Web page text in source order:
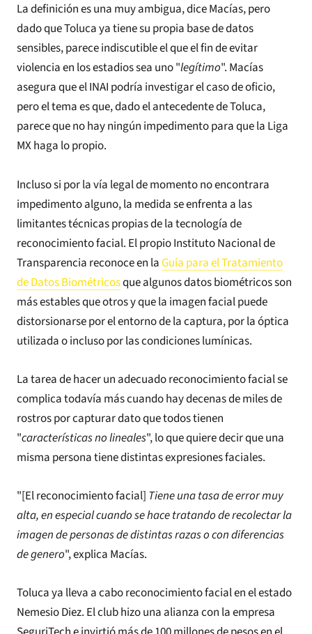
La definición es una muy ambigua, dice Macías, pero
dado que Toluca ya tiene su propia base de datos
sensibles, parece indiscutible el que el fin de evitar
violencia en los estadios sea uno "legítimo". Macías
asegura que el INAI podría investigar el caso de oficio,
pero el tema es que, dado el antecedente de Toluca,
parece que no hay ningún impedimento para que la Liga
MX haga lo propio.
Incluso si por la vía legal de momento no encontrara
impedimento alguno, la medida se enfrenta a las
limitantes técnicas propias de la tecnología de
reconocimiento facial. El propio Instituto Nacional de
Transparencia reconoce en la Guía para el Tratamiento
de Datos Biométricosque algunos datos biométricos son
más estables que otros y que la imagen facial puede
distorsionarse por el entorno de la captura, por la óptica
utilizada o incluso por las condiciones lumínicas.
La tarea de hacer un adecuado reconocimiento facial se
complica todavía más cuando hay decenas de miles de
rostros por capturar dato que todos tienen
"características no lineales", lo que quiere decir que una
misma persona tiene distintas expresiones faciales.
"[El reconocimiento facial] Tiene una tasa de error muy
alta, en especial cuando se hace tratando de recolectar la
imagen de personas de distintas razas o con diferencias
de genero", explica Macías.
Toluca ya lleva a cabo reconocimiento facial en el estado
Nemesio Diez. El club hizo una alianza con la empresa